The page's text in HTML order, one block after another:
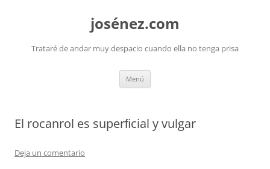
josénez.com
Trataré de andar muy despacio cuando ella no tenga prisa
Menú
El rocanrol es superﬁcial y vulgar
Deja un comentario